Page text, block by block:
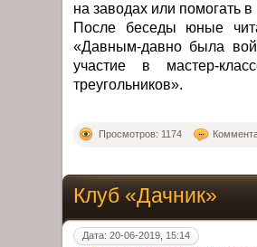
на заводах или помогать в
После беседы юные
«Давным-давно была
участие в мастер-
треугольников».
Просмотров: 1174
Клуб «Дачник»
Дата: 20-06-2019, 15:14